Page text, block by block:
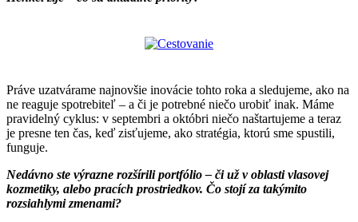
Práve uzatvárame najnovšie inovácie tohto roka a sledujeme, ako na
ne reaguje spotrebiteľ – a či je potrebné niečo urobiť inak. Máme
pravidelný cyklus: v septembri a októbri niečo naštartujeme a teraz
je presne ten čas, keď zisťujeme, ako stratégia, ktorú sme spustili,
funguje.
Nedávno ste výrazne rozšírili portfólio – či už v oblasti vlasovej
kozmetiky, alebo pracích prostriedkov. Čo stojí za takýmito
rozsiahlymi zmenami?